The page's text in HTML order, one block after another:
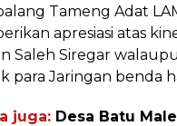
Tameng Adat
apresiasi atas
Saleh Siregar
para Jaringan benda
juga: Desa Batu